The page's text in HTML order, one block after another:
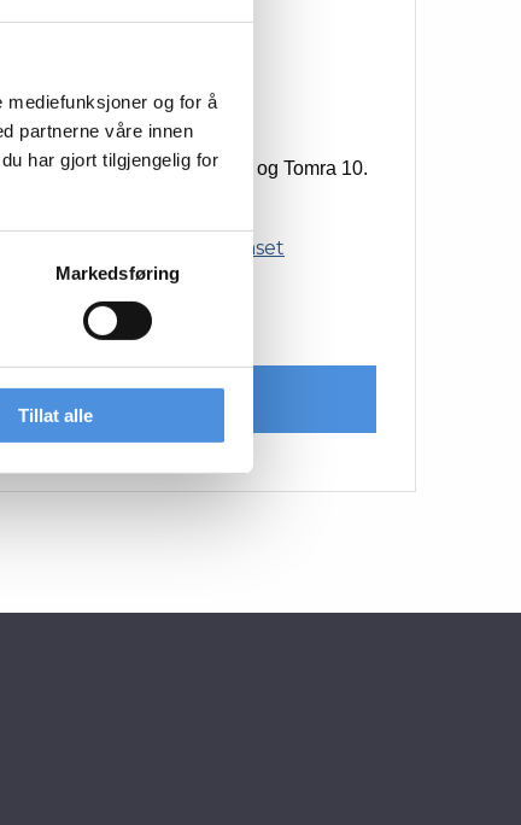
mediefunksjoner og for å
partnerne våre innen
har gjort tilgjengelig for
Markedsføring
Tillat alle
med Folketrygdfondet og Tomra 10.
- Ann Kristin Brautaset
LAST INN FLERE